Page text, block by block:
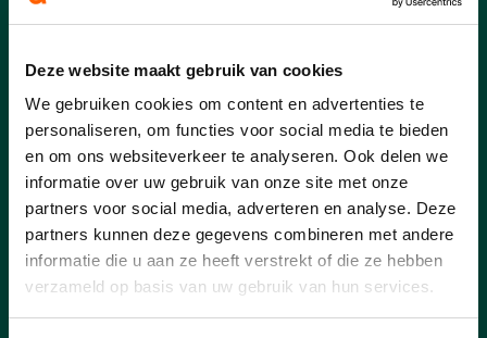
Deze website maakt gebruik van cookies
We gebruiken cookies om content en advertenties te
personaliseren, om functies voor social media te bieden
en om ons websiteverkeer te analyseren. Ook delen we
informatie over uw gebruik van onze site met onze
partners voor social media, adverteren en analyse. Deze
partners kunnen deze gegevens combineren met andere
informatie die u aan ze heeft verstrekt of die ze hebben
verzameld op basis van uw gebruik van hun services.
verdere inrichting van de nieuwe
lees meer